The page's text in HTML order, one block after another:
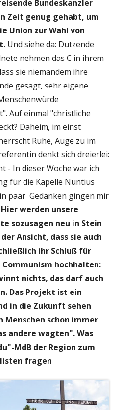
Bundeskanzler
Zeit genug gehabt, um
Union zur Wahl von
Und siehe da: Dutzende
nehmen das C in ihrem
sie niemandem ihre
gesagt, sehr eigene
Auf einmal "christliche
Daheim, im einst
Ruhe, Auge zu im
denkt sich dreierlei:
- In dieser Woche war ich
für die Kapelle Nuntius
paar Gedanken gingen mir
Hier werden unsere
sozusagen neu in Stein
Ansicht, dass sie auch
ihr Schluß für
hochhalten:
nichts, das darf auch
Das Projekt ist ein
in die Zukunft sehen
Menschen schon immer
andere wagten". Was
MdB der Region zum
fragen